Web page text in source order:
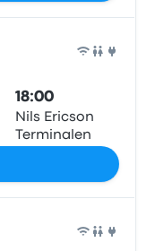
18:00
Nils Ericson
Terminalen